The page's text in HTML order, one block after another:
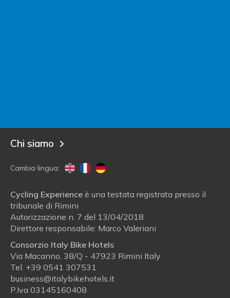
Chi siamo
Cambia lingua:
Cycling Experience è una testata registrata presso il
tribunale di Rimini
Autorizzazione n. 7 del 13/04/2018
Direttore responsabile: Marco Valeriani
Consorzio Italy Bike Hotels
Via Macanno, 38/Q - 47923 Rimini Italy
Tel. +39 0541 307531
business@italybikehotels.it
P.Iva 03145160408